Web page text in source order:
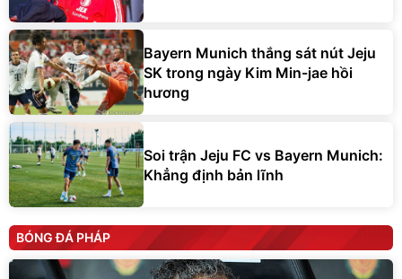
Bayern Munich thắng sát nút Jeju
SK trong ngày Kim Min-jae hồi
hương
Soi trận Jeju FC vs Bayern Munich:
Khẳng định bản lĩnh
BÓNG ĐÁ PHÁP